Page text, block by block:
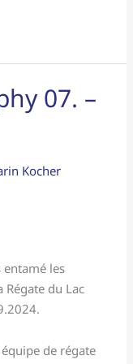
07. –
Kocher
entamé les
Régate du Lac
de régate